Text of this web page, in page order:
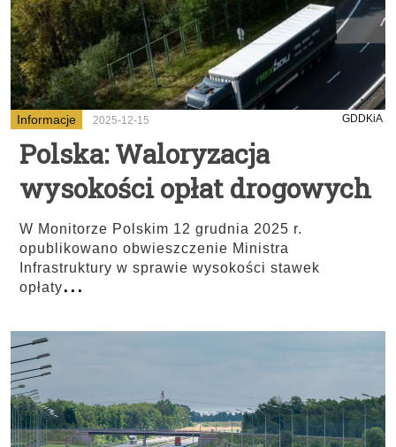
Informacje 2025-12-15 GDDKiA
Polska: Waloryzacja
wysokości opłat drogowych
W Monitorze Polskim 12 grudnia 2025 r.
opublikowano obwieszczenie Ministra
Infrastruktury w sprawie wysokości stawek
opłaty...